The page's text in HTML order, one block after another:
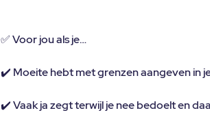
✅ Voor jou als je…
✔️ Moeite hebt met grenzen aangeven in
✔️ Vaak ja zegt terwijl je nee bedoelt en